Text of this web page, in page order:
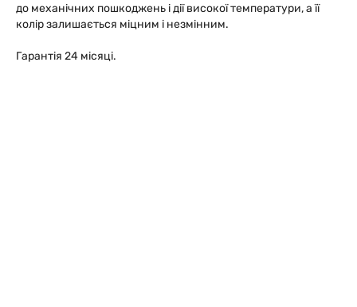
до механічних пошкоджень і дії високої температури, а її
колір залишається міцним і незмінним.
Гарантія 24 місяці.